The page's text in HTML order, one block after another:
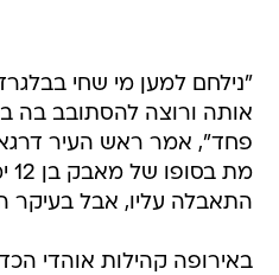
"נילחם למען מי שחי
אותה ורוצה להסתובב בה
פחד", אמר ראש העיר
התאבלה עליו, אבל
באירופה קהילות אוהדי